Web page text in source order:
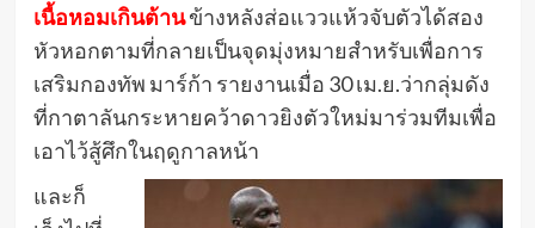
เนื้อหอมเกินต้านข้างหลังส่อแววแห้วจับตัวได้สอง
หัวหอกตามที่กลายเป็นจุดมุ่งหมายสำหรับเพื่อการ
เสริมกองทัพ มาร์ก้า รายงานเมื่อ 30 เม.ย.ว่ากลุ่มดัง
ที่กาตาลันกระหายคว้าดาวยิงตัวใหม่มาร่วมทีมเพื่อ
เอาไว้สู้ศึกในฤดูกาลหน้า
และก็